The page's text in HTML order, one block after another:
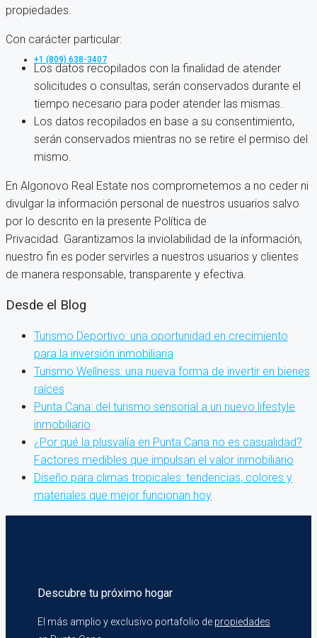
+1 (809) 638-3407
propiedades.
Con carácter particular:
Los datos recopilados con la finalidad de atender
solicitudes o consultas, serán conservados durante el
tiempo necesario para poder atender las mismas.
Los datos recopilados en base a su consentimiento,
serán conservados mientras no se retire el permiso del
mismo.
En Algonovo Real Estate nos comprometemos a no ceder ni
divulgar la información personal de nuestros usuarios salvo
por lo descrito en la presente Política de
Privacidad. Garantizamos la inviolabilidad de la información,
nuestro fin es poder servirles a nuestros usuarios y clientes
de manera responsable, transparente y efectiva.
Desde el Blog
Turismo Deportivo: una oportunidad en crecimiento
para la inversión inmobiliaria
Turismo Wellness: una nueva forma de invertir en bienes
raíces
Punta Cana: del turismo sensorial a un nuevo lifestyle
inmobiliario
¿Por qué la plusvalía en Punta Cana no es casualidad?
Factores medibles que impulsan el valor inmobiliario
Diseño para climas tropicales: tendencias, colores y
materiales que mejor funcionan hoy
Descubre tu próximo hogar
El más amplio y exclusivo portafolio de propiedades